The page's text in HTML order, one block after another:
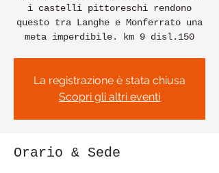
i castelli pittoreschi rendono
questo tra Langhe e Monferrato una
meta imperdibile. km 9 disl.150
La registrazione è stata chiusa
Scopri gli altri eventi
Orario & Sede